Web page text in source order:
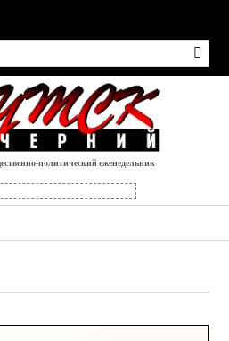
политический еженедельник